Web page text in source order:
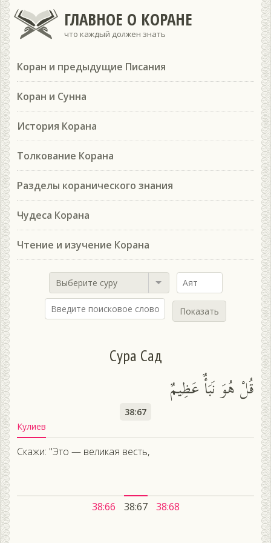
ГЛАВНОЕ О КОРАНЕ
что каждый должен знать
Коран и предыдущие Писания
Коран и Сунна
История Корана
Толкование Корана
Разделы коранического знания
Чудеса Корана
Чтение и изучение Корана
Выберите суру
Показать
Сура Сад
قُلْ هُوَ نَبَأٌ عَظِيمٌ
38:67
Кулиев
Скажи: "Это — великая весть,
38:66 38:67 38:68